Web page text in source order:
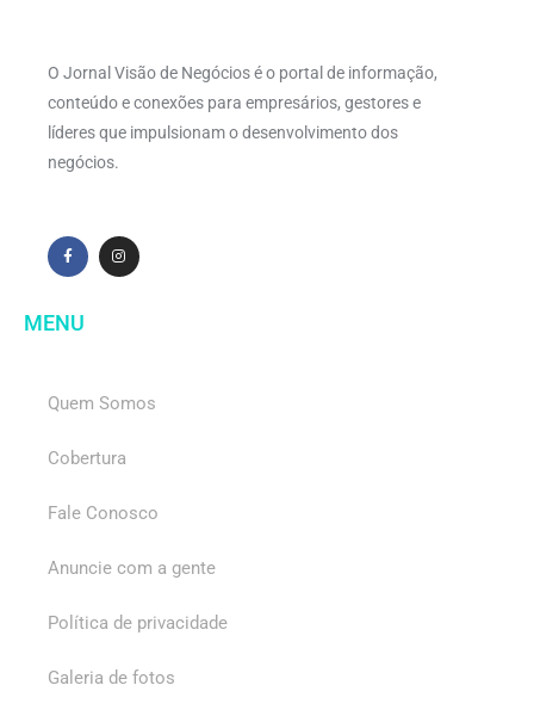
O Jornal Visão de Negócios é o portal de informação,
conteúdo e conexões para empresários, gestores e
líderes que impulsionam o desenvolvimento dos
negócios.
MENU
Quem Somos
Cobertura
Fale Conosco
Anuncie com a gente
Política de privacidade
Galeria de fotos